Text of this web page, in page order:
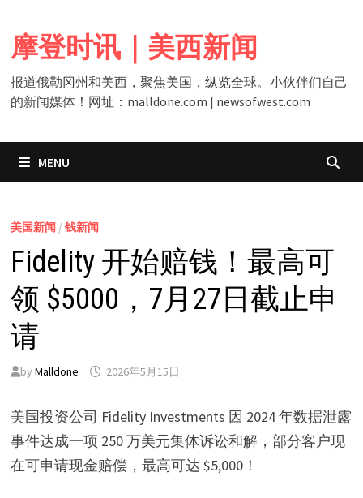
content
摩登时讯｜美西新闻
报道俄勒冈州和美西，聚焦美国，纵览全球。小伙伴们自己
的新闻媒体！网址：malldone.com | newsofwest.com
MENU
美国新闻/ 钱新闻
Fidelity 开始赔钱！最高可
领 $5000，7月27日截止申
请
by Malldone 2026年5月15日
美国投资公司 Fidelity Investments 因 2024 年数据泄露
事件达成一项 250 万美元集体诉讼和解，部分客户现
在可申请现金赔偿，最高可达 $5,000！